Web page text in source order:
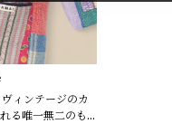
ィンテージのカ
る唯一無二のも